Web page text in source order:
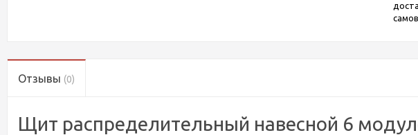
Отзывы (0)
Щит распределительный навесной 6